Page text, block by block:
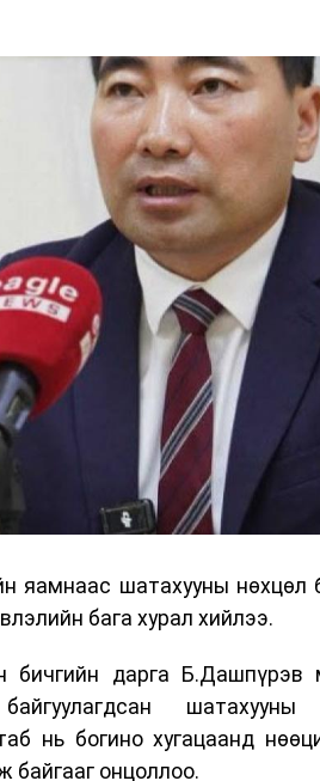
яамнаас шатахууны нөхцөл
бага хурал хийлээ.
дарга Б.Дашпүрэв
шатахууны
нь богино хугацаанд
байгааг онцоллоо.